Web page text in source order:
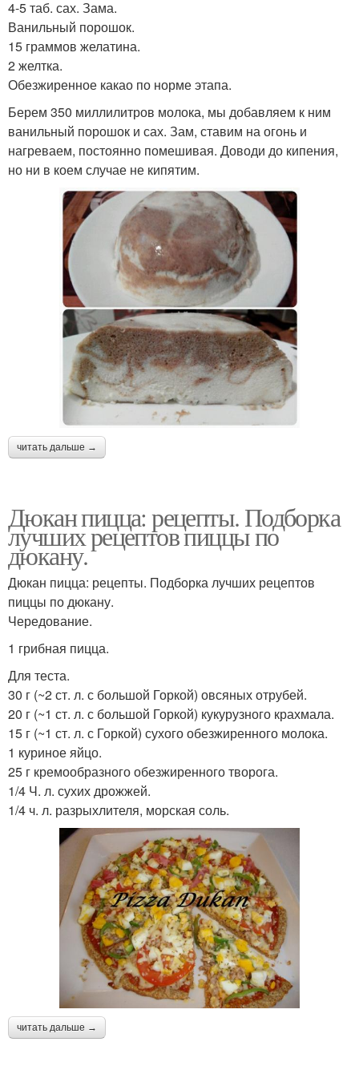
4-5 таб. сах. Зама.
Ванильный порошок.
15 граммов желатина.
2 желтка.
Обезжиренное какао по норме этапа.
Берем 350 миллилитров молока, мы добавляем к ним
ванильный порошок и сах. Зам, ставим на огонь и
нагреваем, постоянно помешивая. Доводи до кипения,
но ни в коем случае не кипятим.
читать дальше →
Дюкан пицца: рецепты. Подборка
лучших рецептов пиццы по
дюкану.
Дюкан пицца: рецепты. Подборка лучших рецептов
пиццы по дюкану.
Чередование.
1 грибная пицца.
Для теста.
30 г (~2 ст. л. с большой Горкой) овсяных отрубей.
20 г (~1 ст. л. с большой Горкой) кукурузного крахмала.
15 г (~1 ст. л. с Горкой) сухого обезжиренного молока.
1 куриное яйцо.
25 г кремообразного обезжиренного творога.
1/4 Ч. л. сухих дрожжей.
1/4 ч. л. разрыхлителя, морская соль.
читать дальше →